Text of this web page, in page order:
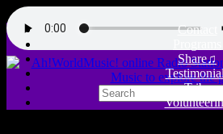
Contact
Share♫
Tribe